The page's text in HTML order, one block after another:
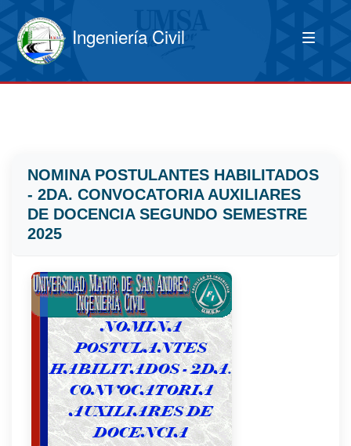
Ingeniería Civil
NOMINA POSTULANTES HABILITADOS
- 2DA. CONVOCATORIA AUXILIARES
DE DOCENCIA SEGUNDO SEMESTRE
2025